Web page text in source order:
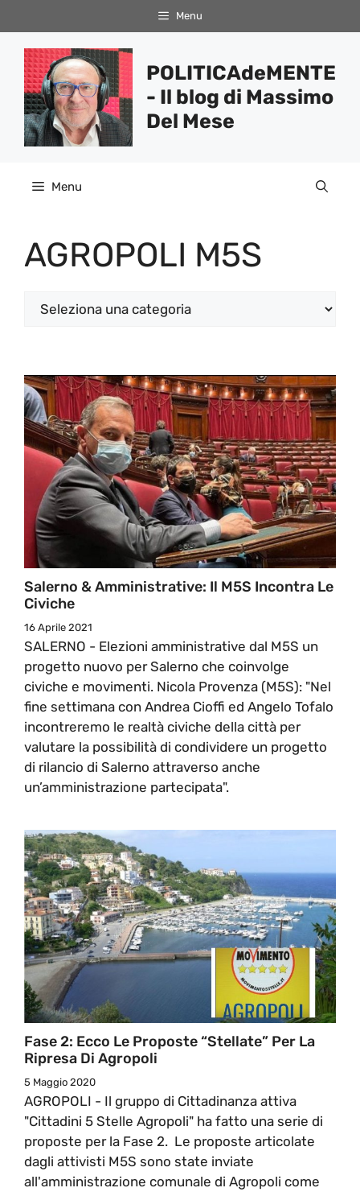
al
contenuto
Menu
POLITICAdeMENTE
- Il blog di Massimo
Del Mese
Menu
AGROPOLI M5S
Categorie
Salerno & Amministrative: Il M5S Incontra Le
Civiche
16 Aprile 2021
SALERNO - Elezioni amministrative dal M5S un
progetto nuovo per Salerno che coinvolge
civiche e movimenti. Nicola Provenza (M5S): "Nel
fine settimana con Andrea Cioffi ed Angelo Tofalo
incontreremo le realtà civiche della città per
valutare la possibilità di condividere un progetto
di rilancio di Salerno attraverso anche
un’amministrazione partecipata".
Fase 2: Ecco Le Proposte “stellate” Per La
Ripresa Di Agropoli
5 Maggio 2020
AGROPOLI - Il gruppo di Cittadinanza attiva
"Cittadini 5 Stelle Agropoli" ha fatto una serie di
proposte per la Fase 2. Le proposte articolate
dagli attivisti M5S sono state inviate
all'amministrazione comunale di Agropoli come